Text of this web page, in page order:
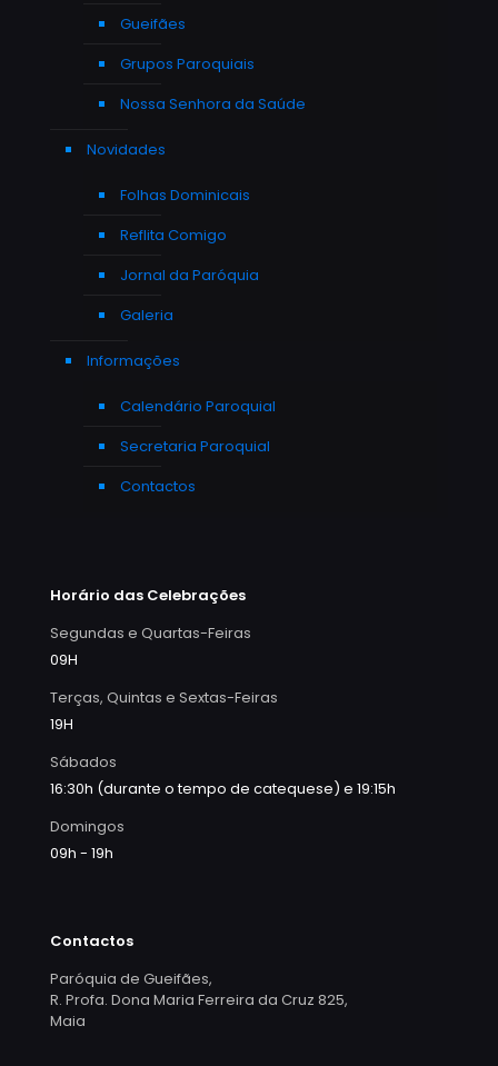
Gueifães
Grupos Paroquiais
Nossa Senhora da Saúde
Novidades
Folhas Dominicais
Reflita Comigo
Jornal da Paróquia
Galeria
Informações
Calendário Paroquial
Secretaria Paroquial
Contactos
Horário das Celebrações
Segundas e Quartas-Feiras
09H
Terças, Quintas e Sextas-Feiras
19H
Sábados
16:30h (durante o tempo de catequese) e 19:15h
Domingos
09h - 19h
Contactos
Paróquia de Gueifães,
R. Profa. Dona Maria Ferreira da Cruz 825,
Maia